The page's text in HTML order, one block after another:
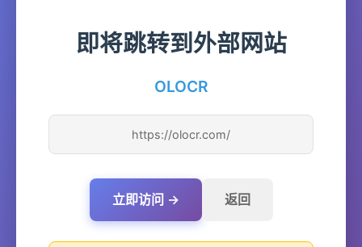
即将跳转到外部网站
OLOCR
https://olocr.com/
立即访问 → 返回